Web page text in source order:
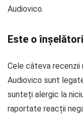
Audiovico.
Este o
Cele câteva
Audiovico sunt
sunteți alergic la
raportate reacții